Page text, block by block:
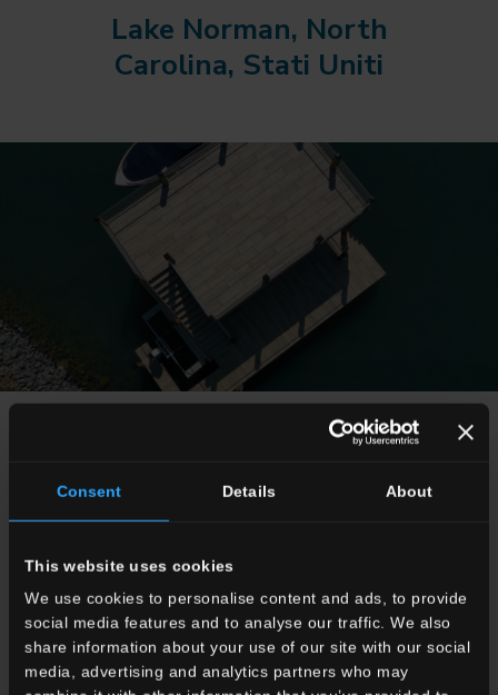
Consent Details About
This website uses cookies
We use cookies to personalise content and ads, to provide
social media features and to analyse our traffic. We also
share information about your use of our site with our social
media, advertising and analytics partners who may
Lake Norman, North
Carolina, Stati Uniti
Uptown Charlotte entfernt. Der Norman See ist der
Ort, wo man sich an der Sonne vergnügen kann.
Die Gegend bietet jedoch ein mildes Klima und ist
gelegenen trendigen Städte Cornelius, Davidson und
Huntersville sind voller lustiger Dinge, großartiger
Orte zum Essen und sich aufzuhalten. Darüber hinaus
ist das Gebiet des Lake Norman reich an kulturellen